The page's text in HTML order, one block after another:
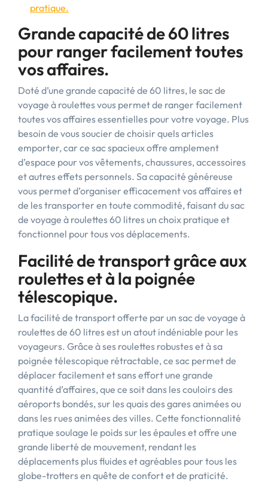
pratique.
Grande capacité de 60 litres
pour ranger facilement toutes
vos affaires.
Doté d’une grande capacité de 60 litres, le sac de
voyage à roulettes vous permet de ranger facilement
toutes vos affaires essentielles pour votre voyage. Plus
besoin de vous soucier de choisir quels articles
emporter, car ce sac spacieux offre amplement
d’espace pour vos vêtements, chaussures, accessoires
et autres effets personnels. Sa capacité généreuse
vous permet d’organiser efficacement vos affaires et
de les transporter en toute commodité, faisant du sac
de voyage à roulettes 60 litres un choix pratique et
fonctionnel pour tous vos déplacements.
Facilité de transport grâce aux
roulettes et à la poignée
télescopique.
La facilité de transport offerte par un sac de voyage à
roulettes de 60 litres est un atout indéniable pour les
voyageurs. Grâce à ses roulettes robustes et à sa
poignée télescopique rétractable, ce sac permet de
déplacer facilement et sans effort une grande
quantité d’affaires, que ce soit dans les couloirs des
aéroports bondés, sur les quais des gares animées ou
dans les rues animées des villes. Cette fonctionnalité
pratique soulage le poids sur les épaules et offre une
grande liberté de mouvement, rendant les
déplacements plus fluides et agréables pour tous les
globe-trotters en quête de confort et de praticité.